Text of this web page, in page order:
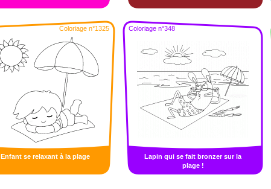
Coloriage n°1325
Enfant se relaxant à la plage
Coloriage n°348
Lapin qui se fait bronzer sur la
plage !